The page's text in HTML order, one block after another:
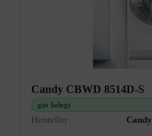
Candy CBWD 8514D-S
gut belegt
Hersteller Candy